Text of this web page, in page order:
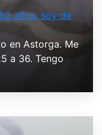
años, soy de
en Astorga. Me
a 36. Tengo